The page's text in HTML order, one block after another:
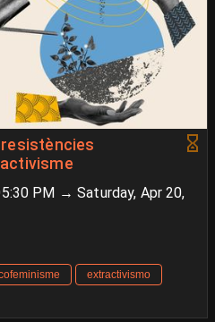
resistències
PM → Saturday, Apr 20,
extractivismo